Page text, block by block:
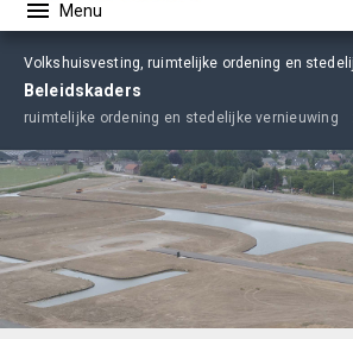
Volkshuisvesting, ruimtelijke ordening en
Beleidskaders
ruimtelijke ordening en stedelijke vernieuwing